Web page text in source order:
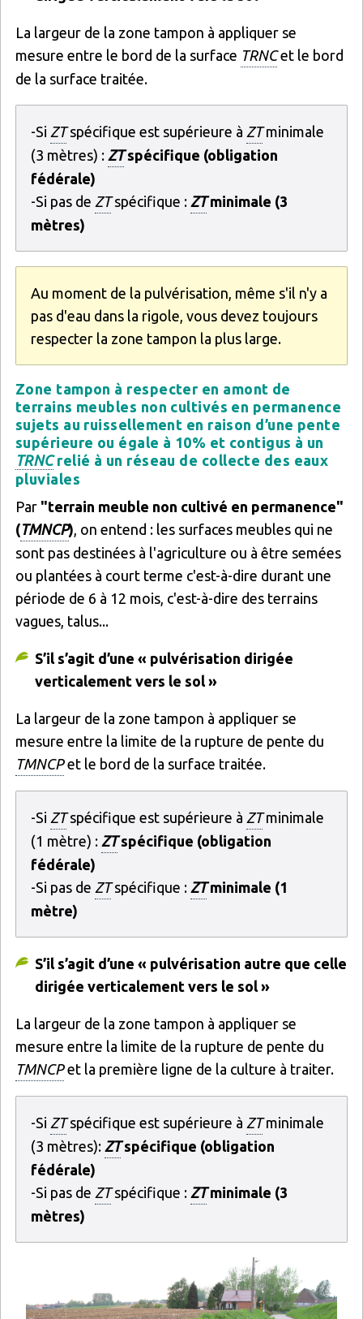
La largeur de la zone tampon à appliquer se
mesure entre le bord de la surface TRNCet le bord
de la surface traitée.
-Si ZTspécifique est supérieure à ZTminimale
(3 mètres) : ZTspécifique (obligation
fédérale)
-Si pas de ZTspécifique : ZTminimale (3
mètres)
Au moment de la pulvérisation, même s'il n'y a
pas d'eau dans la rigole, vous devez toujours
respecter la zone tampon la plus large.
Zone tampon à respecter en amont de
terrains meubles non cultivés en permanence
sujets au ruissellement en raison d’une pente
supérieure ou égale à 10% et contigus à un
TRNCrelié à un réseau de collecte des eaux
pluviales
Par "terrain meuble non cultivé en permanence"
(TMNCP) , on entend : les surfaces meubles qui ne
sont pas destinées à l'agriculture ou à être semées
ou plantées à court terme c'est-à-dire durant une
période de 6 à 12 mois, c'est-à-dire des terrains
vagues, talus...
S’il s’agit d’une « pulvérisation dirigée
verticalement vers le sol »
La largeur de la zone tampon à appliquer se
mesure entre la limite de la rupture de pente du
TMNCPet le bord de la surface traitée.
-Si ZTspécifique est supérieure à ZTminimale
(1 mètre) : ZTspécifique (obligation
fédérale)
-Si pas de ZTspécifique : ZTminimale (1
mètre)
S’il s’agit d’une « pulvérisation autre que celle
dirigée verticalement vers le sol »
La largeur de la zone tampon à appliquer se
mesure entre la limite de la rupture de pente du
TMNCPet la première ligne de la culture à traiter.
-Si ZTspécifique est supérieure à ZTminimale
(3 mètres): ZTspécifique (obligation
fédérale)
-Si pas de ZTspécifique : ZTminimale (3
mètres)